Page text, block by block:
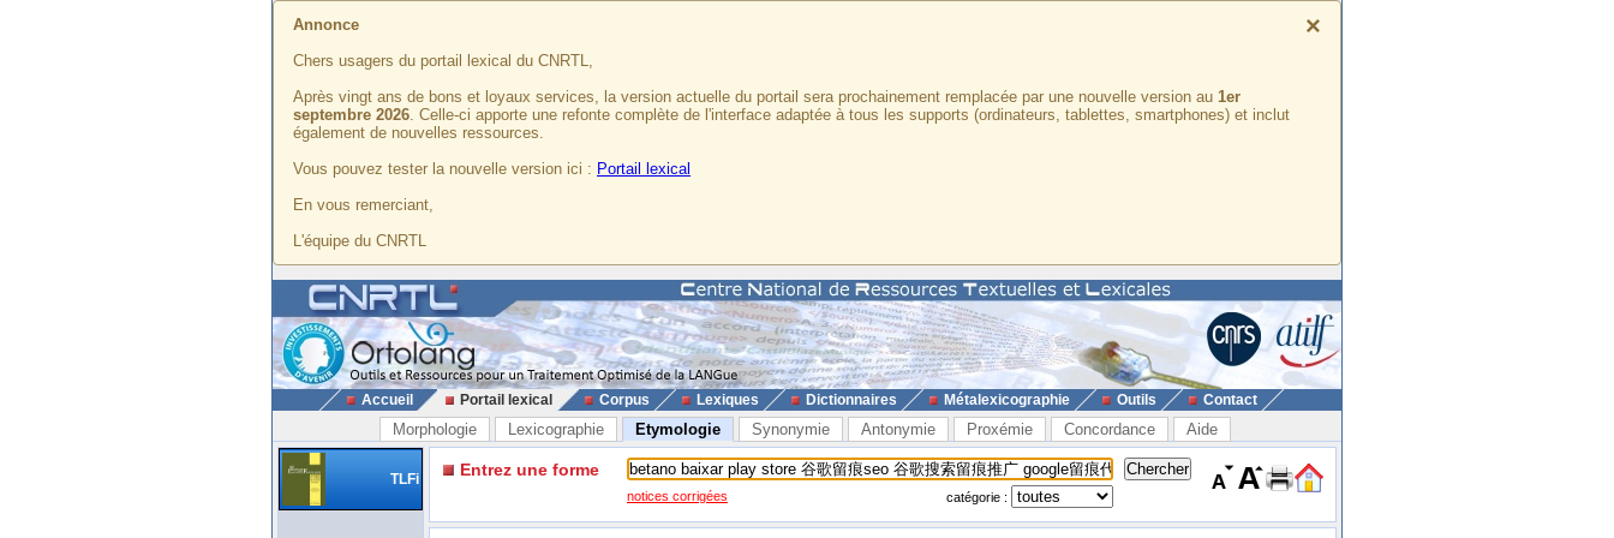
×
Annonce
Chers usagers du portail lexical du CNRTL,
Après vingt ans de bons et loyaux services, la version actuelle du portail sera prochainement remplacée par une nouvelle version au 1er
septembre 2026. Celle-ci apporte une refonte complète de l'interface adaptée à tous les supports (ordinateurs, tablettes, smartphones) et inclut
également de nouvelles ressources.
Vous pouvez tester la nouvelle version ici : Portail lexical
En vous remerciant,
L'équipe du CNRTL
Accueil Portail lexical Corpus Lexiques Dictionnaires Métalexicographie Outils Contact
Morphologie Lexicographie Etymologie Synonymie Antonymie Proxémie Concordance Aide
TLFi Entrez une forme
notices corrigées catégorie :